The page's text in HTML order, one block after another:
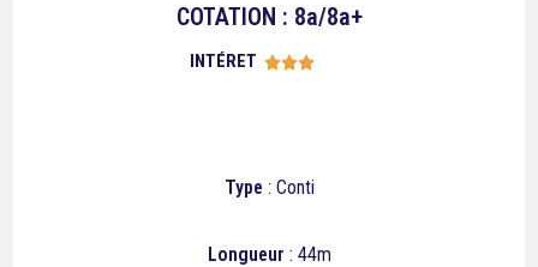
COTATION : 8a/8a+
INTÉRET 
Type : Conti
Longueur : 44m